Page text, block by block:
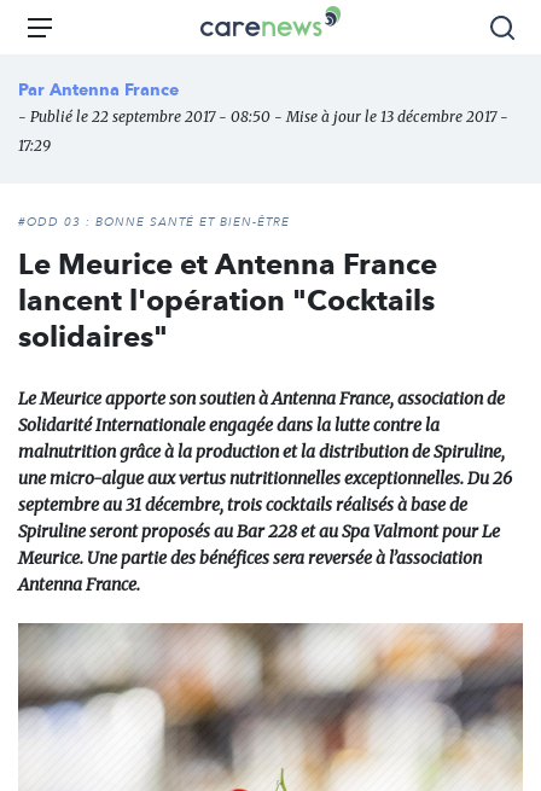
Aller
principal
Carenews,
des
Menu
Par Antenna France
- Publié le 22 septembre 2017 - 08:50 - Mise à jour le 13 décembre 2017 -
17:29
#ODD 03 : BONNE SANTÉ ET BIEN-ÊTRE
Le Meurice et Antenna France
lancent l'opération "Cocktails
solidaires"
Le Meurice apporte son soutien à Antenna France, association de
Solidarité Internationale engagée dans la lutte contre la
malnutrition grâce à la production et la distribution de Spiruline,
une micro-algue aux vertus nutritionnelles exceptionnelles. Du 26
septembre au 31 décembre, trois cocktails réalisés à base de
Spiruline seront proposés au Bar 228 et au Spa Valmont pour Le
Meurice. Une partie des bénéfices sera reversée à l’association
Antenna France.